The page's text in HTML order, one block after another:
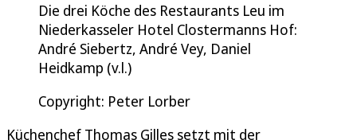
Die drei Köche des Restaurants Leu im
Niederkasseler Hotel Clostermanns Hof:
André Siebertz, André Vey, Daniel
Heidkamp (v.l.)
Copyright: Peter Lorber
Küchenchef Thomas Gilles setzt mit der